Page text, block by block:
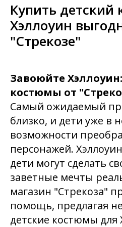
Купить детский
Хэллоуин
"Стрекозе"
Завоюйте
костюмы от
Самый ожидаемый
близко, и дети уже в
возможности
персонажей.
дети могут сделать
заветные мечты
магазин "Стрекоза"
помощь, предлагая
детские костюмы для